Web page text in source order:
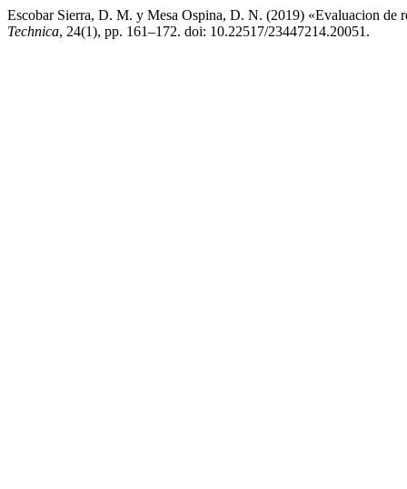
Escobar Sierra, D. M. y Mesa Ospina, D. N. (2019) «Evaluacion de
Technica, 24(1), pp. 161–172. doi: 10.22517/23447214.20051.